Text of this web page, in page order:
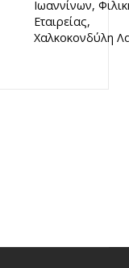
Ιωαννίνων,
Εταιρείας,
Χαλκοκονδύλη